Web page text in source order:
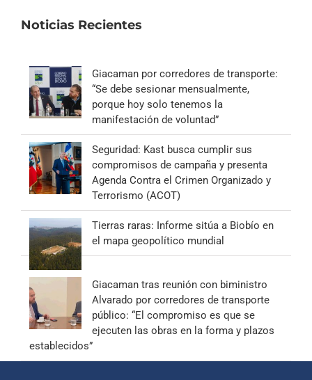
Noticias Recientes
Giacaman por corredores de transporte:
“Se debe sesionar mensualmente,
porque hoy solo tenemos la
manifestación de voluntad”
Seguridad: Kast busca cumplir sus
compromisos de campaña y presenta
Agenda Contra el Crimen Organizado y
Terrorismo (ACOT)
Tierras raras: Informe sitúa a Biobío en
el mapa geopolítico mundial
Giacaman tras reunión con biministro
Alvarado por corredores de transporte
público: “El compromiso es que se
ejecuten las obras en la forma y plazos
establecidos”